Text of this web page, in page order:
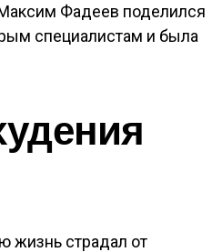
Фадеев поделился
специалистам и была
жизнь страдал от